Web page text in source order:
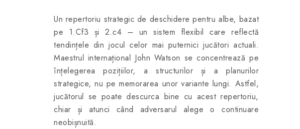
Un repertoriu strategic de deschidere pentru albe, bazat
pe 1.Cf3 și 2.c4 – un sistem flexibil care reflectă
tendințele din jocul celor mai puternici jucători actuali.
Maestrul internațional John Watson se concentrează pe
înțelegerea pozițiilor, a structurilor și a planurilor
strategice, nu pe memorarea unor variante lungi. Astfel,
jucătorul se poate descurca bine cu acest repertoriu,
chiar și atunci când adversarul alege o continuare
neobișnuită.